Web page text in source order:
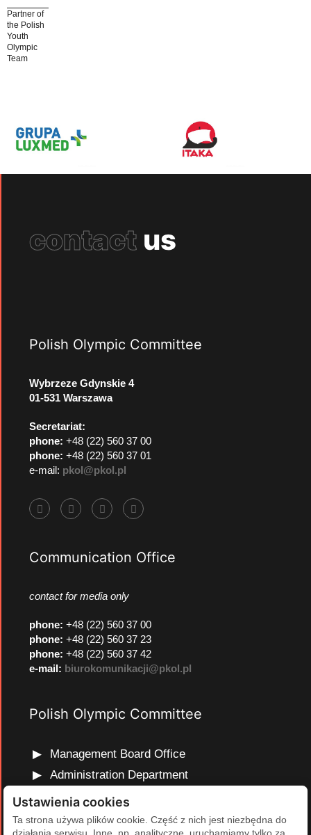
Partner of
the Polish
Youth
Olympic
Team
contact us
Polish Olympic Committee
Wybrzeze Gdynskie 4
01-531 Warszawa
Secretariat:
phone: +48 (22) 560 37 00
phone: +48 (22) 560 37 01
e-mail: pkol@pkol.pl
Communication Office
contact for media only
phone: +48 (22) 560 37 00
phone: +48 (22) 560 37 23
phone: +48 (22) 560 37 42
e-mail: biurokomunikacji@pkol.pl
Polish Olympic Committee
Management Board Office
Administration Department
Marketing and Communications Department
Olympic Education Department
Ustawienia cookies
Ta strona używa plików cookie. Część z nich jest niezbędna do